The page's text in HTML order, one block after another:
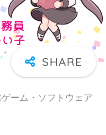
ーム・ソフトウェア